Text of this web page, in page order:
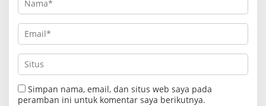
Simpan nama, email, dan situs web saya pada
peramban ini untuk komentar saya berikutnya.